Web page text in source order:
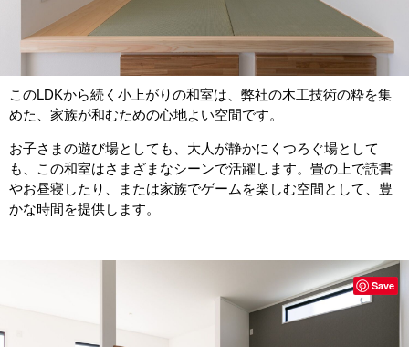
このLDKから続く小上がりの和室は、弊社の木工技術の粋を集
めた、家族が和むための心地よい空間です。
お子さまの遊び場としても、大人が静かにくつろぐ場として
も、この和室はさまざまなシーンで活躍します。畳の上で読書
やお昼寝したり、または家族でゲームを楽しむ空間として、豊
かな時間を提供します。
Save